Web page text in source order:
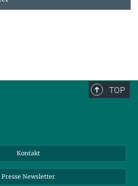
TOP
Kontakt
Presse Newsletter